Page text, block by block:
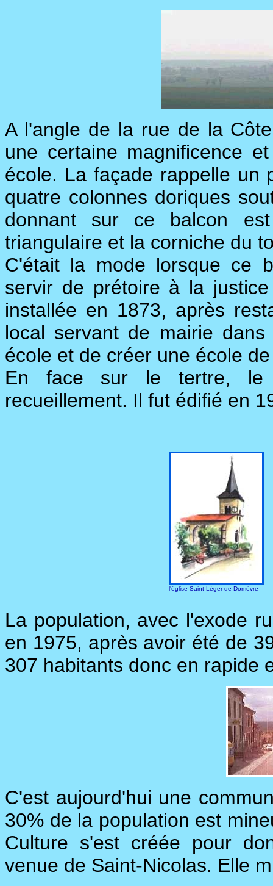
A l'angle de la rue de la
une certaine magnificence
école. La façade rappelle un
quatre colonnes doriques
donnant sur ce balcon
triangulaire et la corniche du
C'était la mode lorsque ce
servir de prétoire à la
installée en 1873, après
local servant de mairie
école et de créer une école
En face sur le tertre, le
recueillement. Il fut édifié en
l'église Saint-Léger de Domèvre
La population, avec l'exode
en 1975, après avoir été de
307 habitants donc en rapide
C'est aujourd'hui une
30% de la population est
Culture s'est créée pour
venue de Saint-Nicolas. Elle